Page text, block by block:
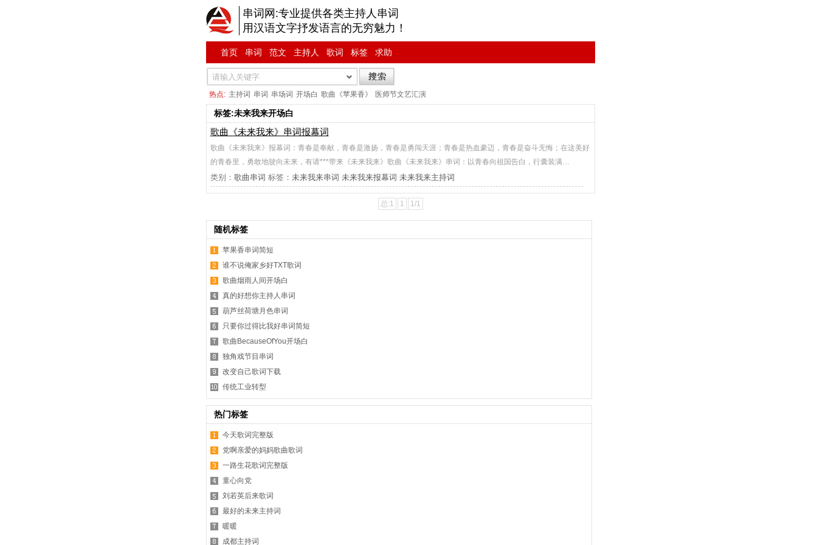
串词网:专业提供各类主持人串词
用汉语文字抒发语言的无穷魅力！
首页 串词 范文 主持人 歌词 标签 求助
热点: 主持词 串词 串场词 开场白 歌曲《苹果香》 医师节文艺汇演
标签:未来我来开场白
歌曲《未来我来》串词报幕词
歌曲《未来我来》报幕词：青春是奉献，青春是激扬，青春是勇闯天涯；青春是热血豪迈，青春是奋斗无悔；在这美好
的青春里，勇敢地驶向未来，有请***带来《未来我来》歌曲《未来我来》串词：以青春向祖国告白，行囊装满…
类别： 歌曲串词 标签： 未来我来串词 未来我来报幕词 未来我来主持词
总:1 1 1/1
随机标签
苹果香串词简短
谁不说俺家乡好TXT歌词
歌曲烟雨人间开场白
真的好想你主持人串词
葫芦丝荷塘月色串词
只要你过得比我好串词简短
歌曲BecauseOfYou开场白
独角戏节目串词
改变自己歌词下载
传统工业转型
热门标签
今天歌词完整版
党啊亲爱的妈妈歌曲歌词
一路生花歌词完整版
童心向党
刘若英后来歌词
最好的未来主持词
暖暖
成都主持词